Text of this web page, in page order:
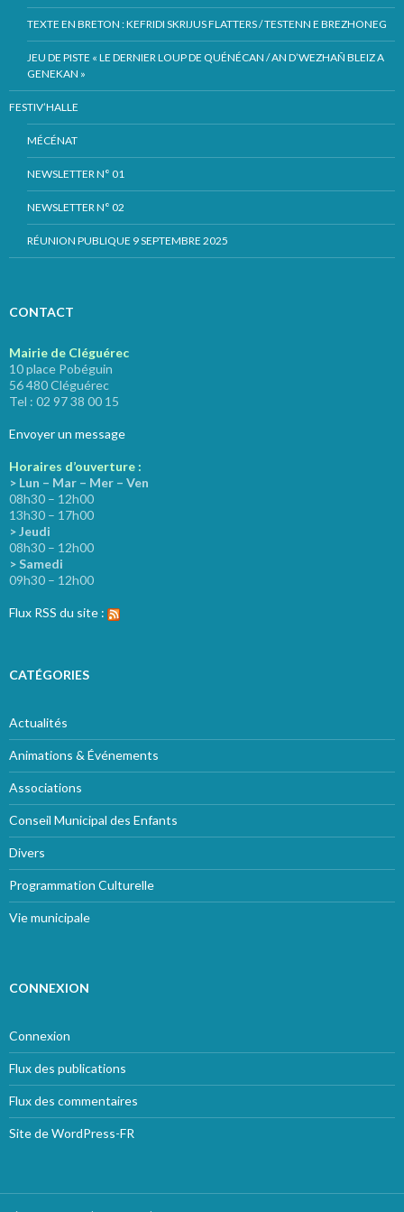
TEXTE EN BRETON : KEFRIDI SKRIJUS FLATTERS / TESTENN E BREZHONEG
JEU DE PISTE « LE DERNIER LOUP DE QUÉNÉCAN / AN D’WEZHAÑ BLEIZ A
GENEKAN »
FESTIV’HALLE
MÉCÉNAT
NEWSLETTER N° 01
NEWSLETTER N° 02
RÉUNION PUBLIQUE 9 SEPTEMBRE 2025
CONTACT
Mairie de Cléguérec
10 place Pobéguin
56 480 Cléguérec
Tel : 02 97 38 00 15
Envoyer un message
Horaires d’ouverture :
> Lun – Mar – Mer – Ven
08h30 – 12h00
13h30 – 17h00
> Jeudi
08h30 – 12h00
> Samedi
09h30 – 12h00
Flux RSS du site :
CATÉGORIES
Actualités
Animations & Événements
Associations
Conseil Municipal des Enfants
Divers
Programmation Culturelle
Vie municipale
CONNEXION
Connexion
Flux des publications
Flux des commentaires
Site de WordPress-FR